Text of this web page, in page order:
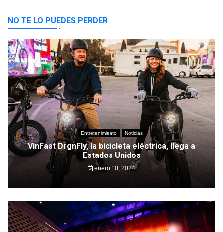
NO TE LO PUEDES PERDER
Entretenimiento Noticias
VinFast DrgnFly, la bicicleta eléctrica, llega a
Estados Unidos
enero 10, 2024